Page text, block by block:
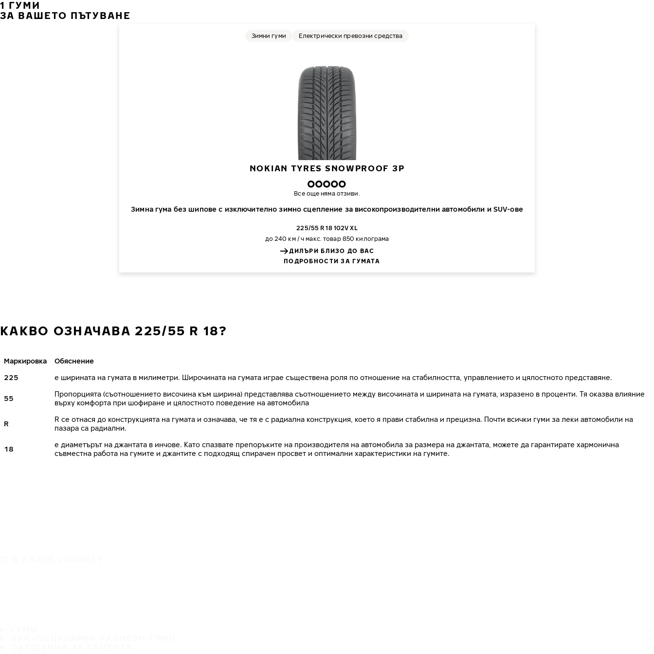
1 ГУМИ
ЗА ВАШЕТО ПЪТУВАНЕ
NOKIAN TYRES SNOWPROOF 3P
Зимна гума без шипове с изключително зимно сцепление за високопроизводителни автомобили и SUV-ове
Зимни гуми Електрически превозни средства
Все още няма отзиви.
225/55 R 18 102V XL
до 240 км / ч макс. товар 850 килограма
ДИЛЪРИ БЛИЗО ДО ВАС
ПОДРОБНОСТИ ЗА ГУМАТА
КАКВО ОЗНАЧАВА 225/55 R 18?
Маркировка
Обяснение
225
е ширината на гумата в милиметри. Широчината на гумата играе съществена роля по отношение на стабилността, управлението и цялостното представяне.
55
Пропорцията (съотношението височина към ширина) представлява съотношението между височината и ширината на гумата, изразено в проценти. Тя оказва влияние
върху комфорта при шофиране и цялостното поведение на автомобила
R
R се отнася до конструкцията на гумата и означава, че тя е с радиална конструкция, което я прави стабилна и прецизна. Почти всички гуми за леки автомобили на
пазара са радиални.
18
е диаметърът на джантата в инчове. Като спазвате препоръките на производителя на автомобила за размера на джантата, можете да гарантирате хармонична
съвместна работа на гумите и джантите с подходящ спирачен просвет и оптимални характеристики на гумите.